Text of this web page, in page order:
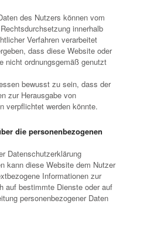
des Nutzers können vom
innerhalb
Verfahren verarbeitet
dass diese Website oder
nicht ordnungsgemäß genutzt
bewusst zu sein, dass der
zur Herausgabe von
verpflichtet werden könnte.
die personenbezogenen
Datenschutzerklärung
kann diese Website dem Nutzer
Informationen zur
auf bestimmte Dienste oder auf
personenbezogener Daten